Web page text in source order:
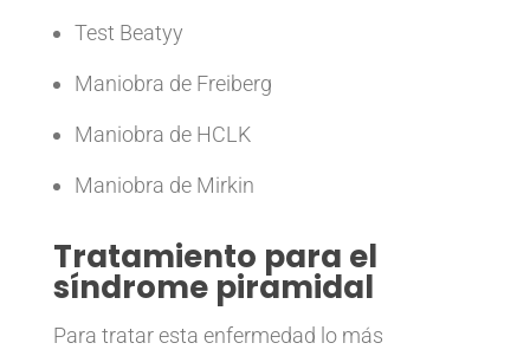
Test Beatyy
Maniobra de Freiberg
Maniobra de HCLK
Maniobra de Mirkin
Tratamiento para el
síndrome piramidal
Para tratar esta enfermedad lo más